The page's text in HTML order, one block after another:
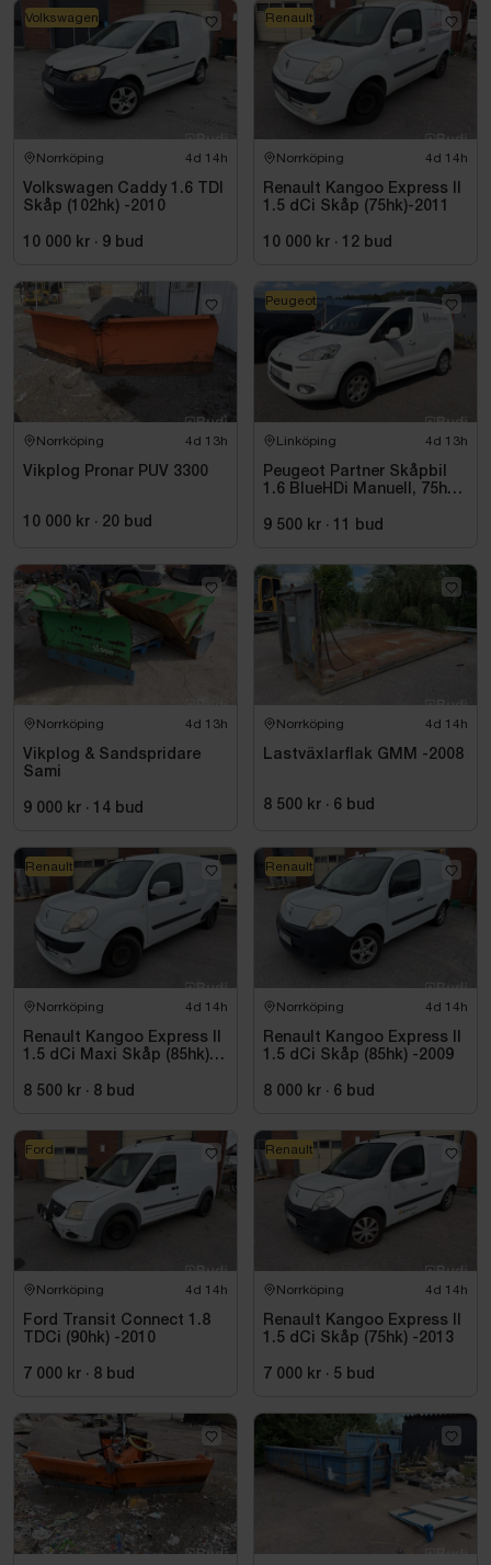
Norrköping 4d 14h
Volkswagen Caddy 1.6 TDI
Skåp (102hk) -2010
10 000 kr · 9 bud
Volkswagen
Norrköping 4d 14h
Renault Kangoo Express II
1.5 dCi Skåp (75hk)-2011
10 000 kr · 12 bud
Renault
Norrköping 4d 13h
Vikplog Pronar PUV 3300
10 000 kr · 20 bud
Linköping 4d 13h
Peugeot Partner Skåpbil
1.6 BlueHDi Manuell, 75hk,
9 500 kr · 11 bud
Peugeot
Norrköping 4d 13h
Vikplog & Sandspridare
Sami
9 000 kr · 14 bud
Norrköping 4d 14h
Lastväxlarflak GMM -2008
8 500 kr · 6 bud
Norrköping 4d 14h
Renault Kangoo Express II
1.5 dCi Maxi Skåp (85hk)
8 500 kr · 8 bud
Renault
Norrköping 4d 14h
Renault Kangoo Express II
1.5 dCi Skåp (85hk) -2009
8 000 kr · 6 bud
Renault
Norrköping 4d 14h
Ford Transit Connect 1.8
TDCi (90hk) -2010
7 000 kr · 8 bud
Ford
Norrköping 4d 14h
Renault Kangoo Express II
1.5 dCi Skåp (75hk) -2013
7 000 kr · 5 bud
Renault